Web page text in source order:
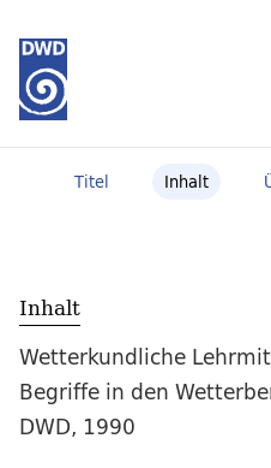
Titel Inhalt
Inhalt
Wetterkundliche
Begriffe in den
DWD, 1990